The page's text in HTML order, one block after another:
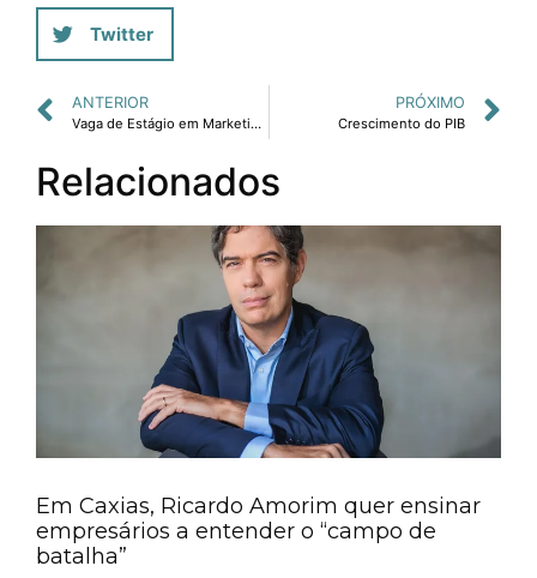
Twitter
ANTERIOR
Vaga de Estágio em Marketing e Comunicação
PRÓXIMO
Crescimento do PIB
Relacionados
Em Caxias, Ricardo Amorim quer ensinar
empresários a entender o “campo de
batalha”